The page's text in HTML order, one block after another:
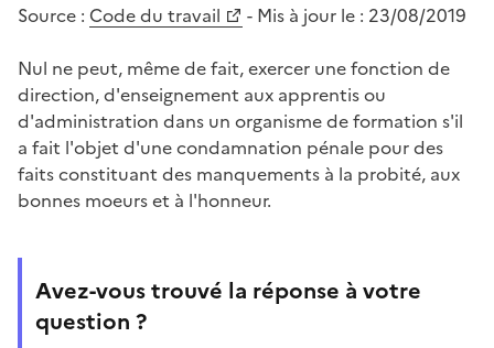
Source : Code du travail - Mis à jour le : 23/08/2019
Nul ne peut, même de fait, exercer une fonction de
direction, d'enseignement aux apprentis ou
d'administration dans un organisme de formation s'il
a fait l'objet d'une condamnation pénale pour des
faits constituant des manquements à la probité, aux
bonnes moeurs et à l'honneur.
Avez-vous trouvé la réponse à votre
question ?